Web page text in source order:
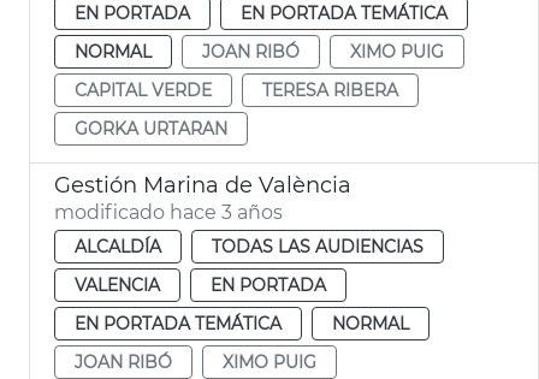
EN PORTADA
EN PORTADA TEMÁTICA
NORMAL
JOAN RIBÓ
XIMO PUIG
CAPITAL VERDE
TERESA RIBERA
GORKA URTARAN
Gestión Marina de València
modificado hace 3 años
ALCALDÍA
TODAS LAS AUDIENCIAS
VALENCIA
EN PORTADA
EN PORTADA TEMÁTICA
NORMAL
JOAN RIBÓ
XIMO PUIG